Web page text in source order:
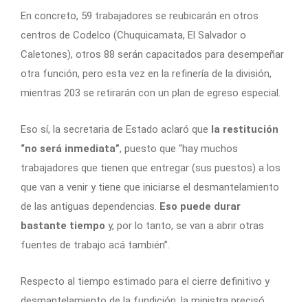
En concreto, 59 trabajadores se reubicarán en otros
centros de Codelco (Chuquicamata, El Salvador o
Caletones), otros 88 serán capacitados para desempeñar
otra función, pero esta vez en la refinería de la división,
mientras 203 se retirarán con un plan de egreso especial.
Eso sí, la secretaria de Estado aclaró que la restitución
“no será inmediata”, puesto que “hay muchos
trabajadores que tienen que entregar (sus puestos) a los
que van a venir y tiene que iniciarse el desmantelamiento
de las antiguas dependencias. Eso puede durar
bastante tiempo y, por lo tanto, se van a abrir otras
fuentes de trabajo acá también”.
Respecto al tiempo estimado para el cierre definitivo y